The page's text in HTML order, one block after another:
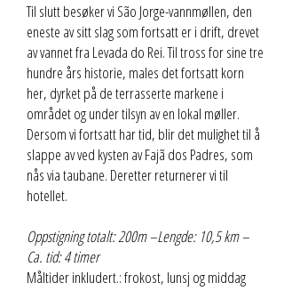
Til slutt besøker vi São Jorge-vannmøllen, den
eneste av sitt slag som fortsatt er i drift, drevet
av vannet fra Levada do Rei. Til tross for sine tre
hundre års historie, males det fortsatt korn
her, dyrket på de terrasserte markene i
området og under tilsyn av en lokal møller.
Dersom vi fortsatt har tid, blir det mulighet til å
slappe av ved kysten av Fajã dos Padres, som
nås via taubane. Deretter returnerer vi til
hotellet.
Oppstigning totalt: 200m –Lengde: 10,5 km –
Ca. tid: 4 timer
Måltider inkludert.: frokost, lunsj og middag